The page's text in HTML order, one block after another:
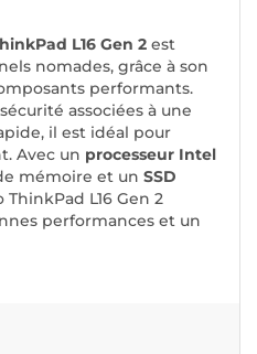
L16 Gen 2 est
nomades, grâce à son
performants.
associées à une
il est idéal pour
Avec un processeur Intel
mémoire et un SSD
ThinkPad L16 Gen 2
performances et un